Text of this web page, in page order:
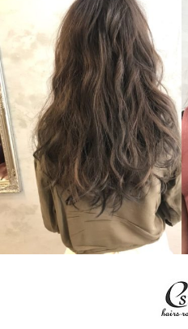
LONG